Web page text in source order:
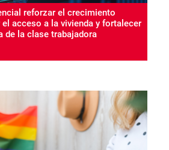
reforzar el crecimiento
acceso a la vivienda y fortalecer
de la clase trabajadora